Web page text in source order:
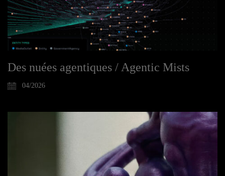
Des nuées agentiques / Agentic Mists
04/2026